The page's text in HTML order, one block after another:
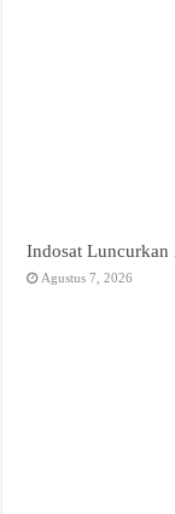
Indosat
Agustus 7, 2026